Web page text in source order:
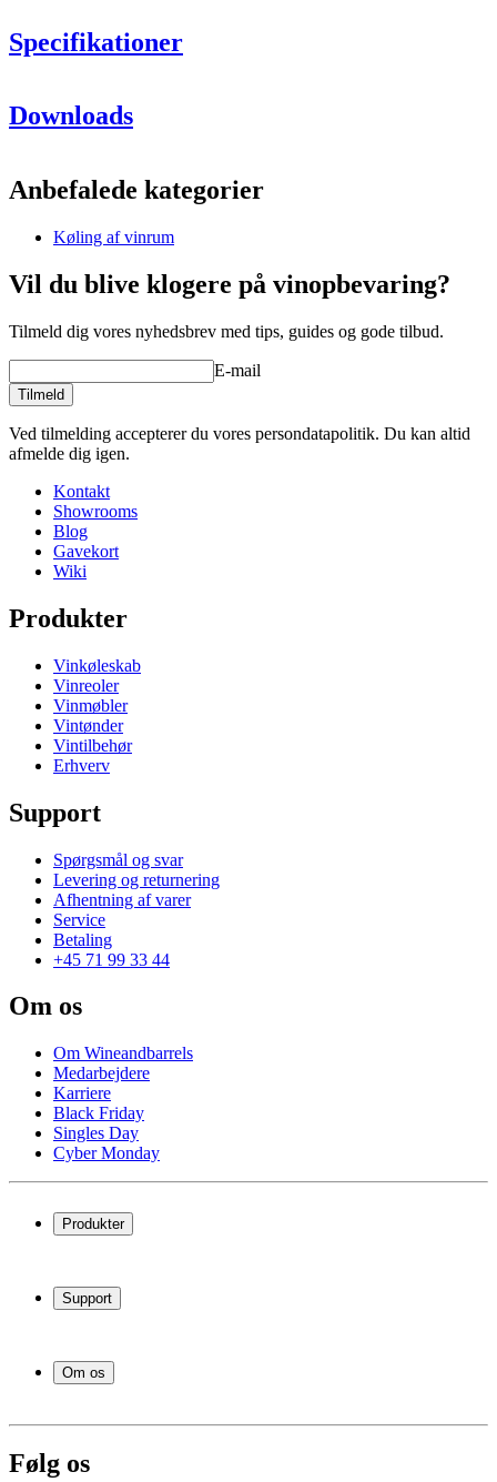
Justér temperaturen mellem 10°C og 20°C efter behov
Trinløs kapacitet, velegnet til rum fra 2m2 til 50m2 (lofthøjde
Tilgængelig i valgfri farve (tilkøb)
Vær opmærksom på:
Specifikationer
Produktnummer
Disabled purchaseJa
Forbrug
StøjniveauLavt
Støjniveau (dB)25
Dimensioner (BxHxD cm)
Bredde (cm)
Dybde (cm)
Downloads
Anbefalede kategorier
Køling af vinrum
Vil du blive klogere på vinopbevaring?
Tilmeld dig vores nyhedsbrev med tips, guides og gode tilbud.
E-mail
Tilmeld
Ved tilmelding accepterer du vores persondatapolitik. Du kan altid
afmelde dig igen.
Kontakt
Showrooms
Blog
Gavekort
Wiki
Produkter
Vinkøleskab
Vinreoler
Vinmøbler
Vintønder
Vintilbehør
Erhverv
Support
Spørgsmål og svar
Levering og returnering
Afhentning af varer
Service
Betaling
+45 71 99 33 44
Om os
Om Wineandbarrels
Medarbejdere
Karriere
Black Friday
Singles Day
Cyber Monday
Produkter
Vinreoler
Vinmøbler
Erhverv
Support
Levering og returnering
Afhentning af varer
Betaling
Om os
Følg os